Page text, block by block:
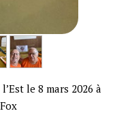
le 8 mars 2026 à